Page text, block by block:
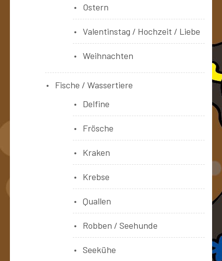
Ostern
Valentinstag / Hochzeit / Liebe
Weihnachten
Fische / Wassertiere
Delfine
Frösche
Kraken
Krebse
Quallen
Robben / Seehunde
Seekühe